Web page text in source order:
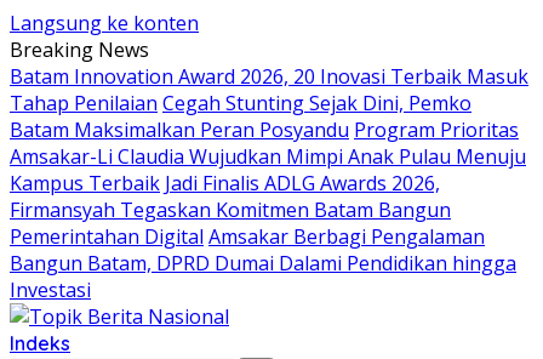
Langsung ke konten
Breaking News
Batam Innovation Award 2026, 20 Inovasi Terbaik Masuk
Tahap Penilaian Cegah Stunting Sejak Dini, Pemko
Batam Maksimalkan Peran Posyandu Program Prioritas
Amsakar-Li Claudia Wujudkan Mimpi Anak Pulau Menuju
Kampus Terbaik Jadi Finalis ADLG Awards 2026,
Firmansyah Tegaskan Komitmen Batam Bangun
Pemerintahan Digital Amsakar Berbagi Pengalaman
Bangun Batam, DPRD Dumai Dalami Pendidikan hingga
Investasi
Indeks